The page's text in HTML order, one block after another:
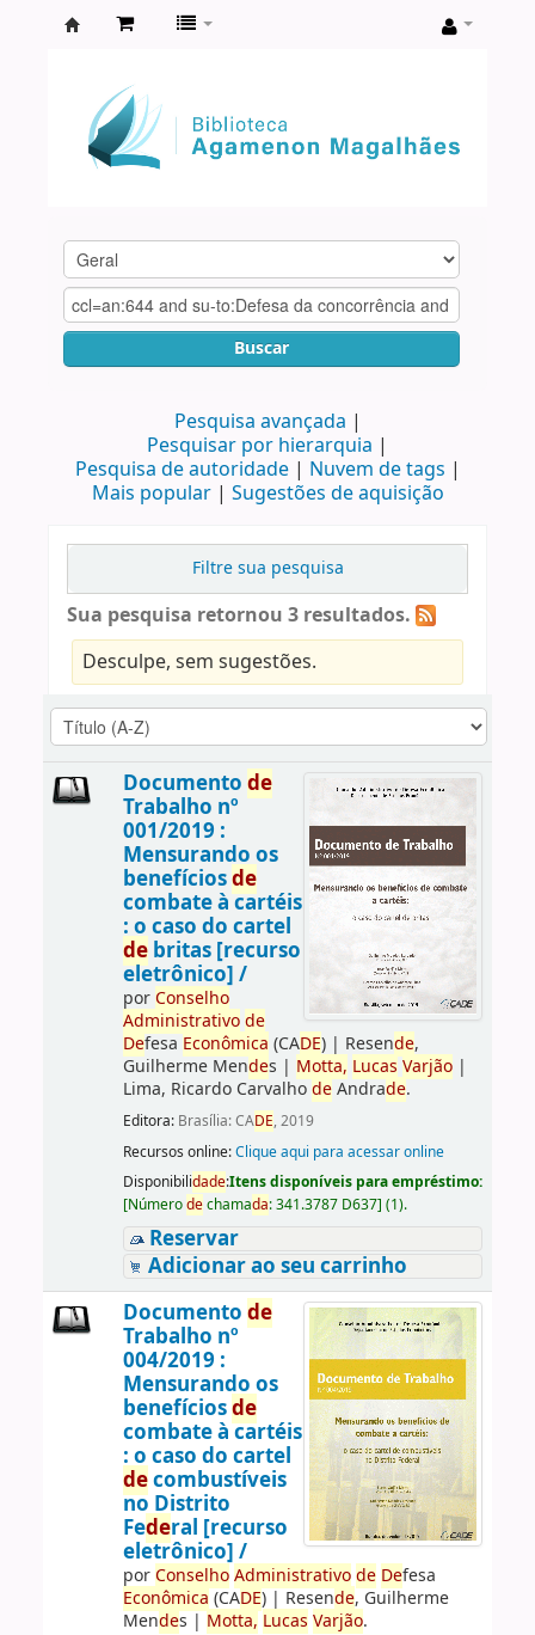
Agamenon
Magalhães
Buscar
Pesquisa avançada
Pesquisar por hierarquia
Pesquisa de autoridade
Nuvem de tags
Mais popular
Sugestões de aquisição
Filtre sua pesquisa
Sua pesquisa retornou 3 resultados.
Desculpe, sem sugestões.
Documento de
Trabalho nº
001/2019 :
Mensurando os
benefíciosde
combate à cartéis
: o caso do cartel
debritas [recurso
eletrônico] /
porConselho
Administrativo de
Defesa Econômica (CADE)| Resende,
Guilherme Mendes | Motta, Lucas Varjão|
Lima, Ricardo CarvalhodeAndrade.
Editora: Brasília: CADE, 2019
Recursos online:Clique aqui para acessar online
Disponibilidade:Itens disponíveis para empréstimo:
[Númerodechamada:341.3787 D637] (1).
Reservar
Adicionar ao seu carrinho
Documento de
Trabalho nº
004/2019 :
Mensurando os
benefíciosde
combate à cartéis
: o caso do cartel
decombustíveis
no Distrito
Federal [recurso
eletrônico] /
porConselho Administrativo de Defesa
Econômica (CADE)| Resende, Guilherme
Mendes | Motta, Lucas Varjão.